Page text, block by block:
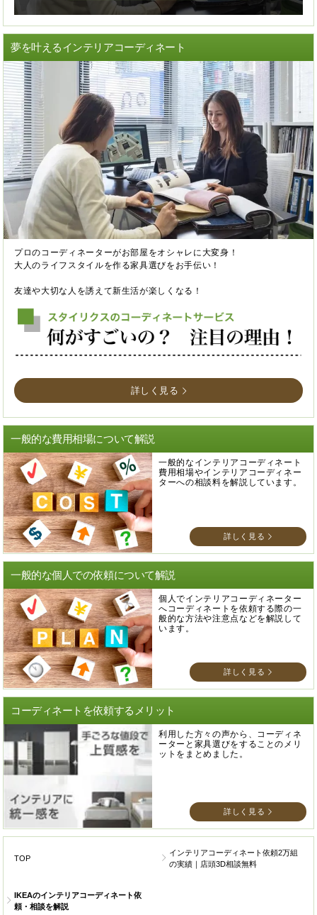
夢を叶えるインテリアコーディネート
プロのコーディネーターがお部屋をオシャレに大変身！
大人のライフスタイルを作る家具選びをお手伝い！
友達や大切な人を誘えて新生活が楽しくなる！
詳しく見る
一般的な費用相場について解説
一般的なインテリアコーディネート
費用相場やインテリアコーディネー
ターへの相談料を解説しています。
詳しく見る
一般的な個人での依頼について解説
個人でインテリアコーディネーター
へコーディネートを依頼する際の一
般的な方法や注意点などを解説して
います。
詳しく見る
コーディネートを依頼するメリット
利用した方々の声から、コーディネ
ーターと家具選びをすることのメリ
ットをまとめました。
詳しく見る
TOP
インテリアコーディネート依頼2万組
の実績｜店頭3D相談無料
IKEAのインテリアコーディネート依
頼・相談を解説